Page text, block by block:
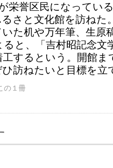
栄誉区民になってい
さと文化館を訪ねた
た机や万年筆、生原
と、「吉村昭記念文
するという。開館ま
訪ねたいと目標を立
の１冊